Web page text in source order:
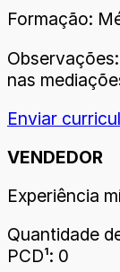
Formação:
nas
Enviar
VENDEDOR
Experiência
Quantidade
PCD¹: 0